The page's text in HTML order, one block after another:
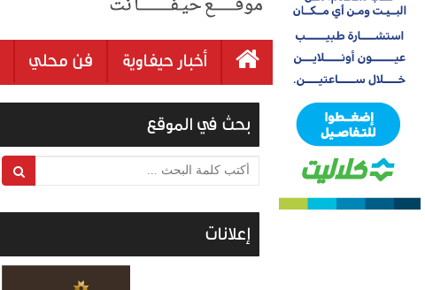
أخبار حيفاوية فن محلي
بحث في الموقع
أكتب كلمة البحث ...
إعلانات